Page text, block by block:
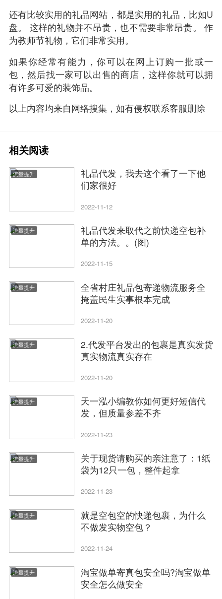
还有比较实用的礼品网站，都是实用的礼品，比如U
盘。 这样的礼物并不昂贵，也不需要非常昂贵。 作
为教师节礼物，它们非常实用。
如果你经常有能力，你可以在网上订购一批或一
包，然后找一家可以出售的商店，这样你就可以拥
有许多可爱的装饰品。
以上内容均来自网络搜集，如有侵权联系客服删除
相关阅读
流量提升
礼品代发，我去这个看了一下他
们家很好
2022-11-12
流量提升
礼品代发来取代之前快递空包补
单的方法。。(图)
2022-11-15
流量提升
全省村庄礼品包寄递物流服务全
掩盖民生实事根本完成
2022-11-20
流量提升
2.代发平台发出的包裹是真实发货
真实物流真实存在
2022-11-20
流量提升
天一泓小编教你如何更好短信代
发，但质量参差不齐
2022-11-23
流量提升
关于现货请购买的亲注意了：1纸
袋为12只一包，整件起拿
2022-11-23
流量提升
就是空包空的快递包裹，为什么
不做发实物空包？
2022-11-24
流量提升
淘宝做单寄真包安全吗?淘宝做单
安全怎么做安全